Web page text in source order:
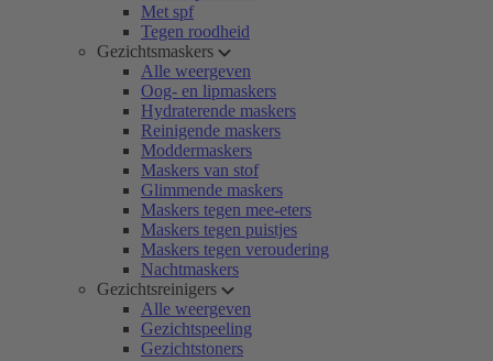
Met spf
Tegen roodheid
Gezichtsmaskers
Alle weergeven
Oog- en lipmaskers
Hydraterende maskers
Reinigende maskers
Moddermaskers
Maskers van stof
Glimmende maskers
Maskers tegen mee-eters
Maskers tegen puistjes
Maskers tegen veroudering
Nachtmaskers
Gezichtsreinigers
Alle weergeven
Gezichtspeeling
Gezichtstoners